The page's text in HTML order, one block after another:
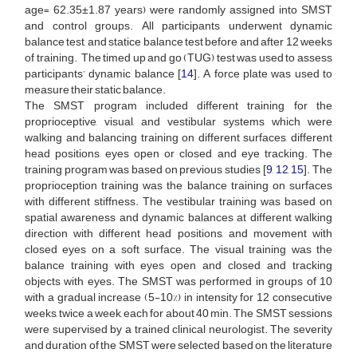
age= 62.35±1.87 years) were randomly assigned into SMST
and control groups. All participants underwent dynamic
balance test, and statice balance test before and after 12 weeks
of training. The timed up and go (TUG) test was used to assess
participants’ dynamic balance [14]. A force plate was used to
measure their static balance.
The SMST program included different training for the
proprioceptive, visual, and vestibular systems which were
walking and balancing training on different surfaces, different
head positions, eyes open or closed, and eye tracking. The
training program was based on previous studies [9,12,15]. The
proprioception training was the balance training on surfaces
with different stiffness. The vestibular training was based on
spatial awareness and dynamic balances at different walking
direction with different head positions, and movement with
closed eyes on a soft surface. The visual training was the
balance training with eyes open and closed, and tracking
objects with eyes. The SMST was performed in groups of 10
with a gradual increase (5-10%) in intensity for 12 consecutive
weeks, twice a week, each for about 40 min. The SMST sessions
were supervised by a trained clinical neurologist. The severity
and duration of the SMST were selected based on the literature